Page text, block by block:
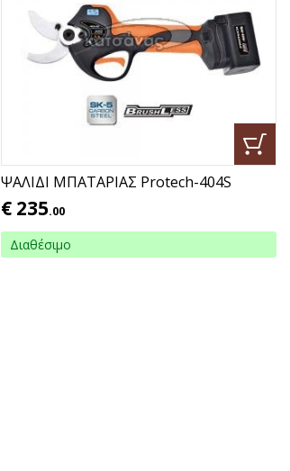
ΨΑΛΙΔΙ ΜΠΑΤΑΡΙΑΣ Protech-404S
€ 235.00
Διαθέσιμο